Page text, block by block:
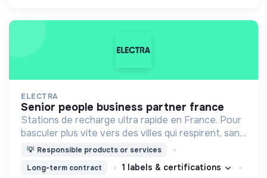
ELECTRA
senior people business partner france
Stations de recharge ultra rapide en France. Pour
basculer plus vite vers des villes qui respirent, sans
CO₂ et sans bruit.
💡 Responsible products or services
Long-term contract
1 labels & certifications